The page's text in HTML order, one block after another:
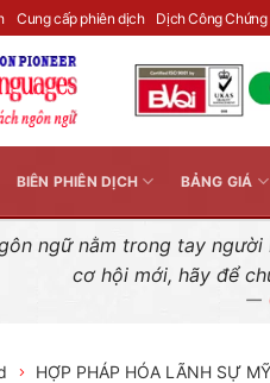
Cung cấp phiên dịch Dịch Công Chứng
BIÊN PHIÊN DỊCH BẢNG GIÁ
ngữ nằm trong tay
cơ hội mới, hãy để
HỢP PHÁP HÓA LÃNH SỰ